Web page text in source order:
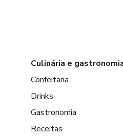
Culinária e
Confeitaria
Drinks
Gastronomia
Receitas